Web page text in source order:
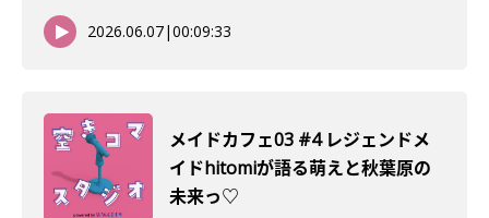
2026.06.07|00:09:33
メイドカフェ03 #4 レジェンドメ
イドhitomiが語る萌えと秋葉原の
未来っ♡